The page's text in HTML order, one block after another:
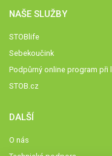
NAŠE SLUŽBY
STOBlife
Sebekoučink
Podpůrný online program při
STOB.cz
DALŠÍ
O nás